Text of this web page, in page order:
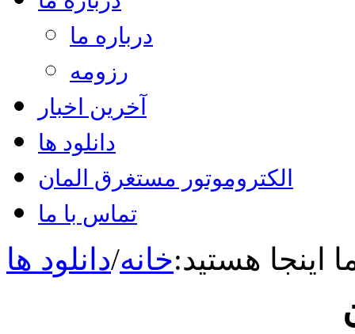
درباره ما
رزومه
آخرین اخبار
دانلود ها
الکتروموتور مستغرق المان
تماس با ما
اینجا هستید:خانه/دانلود ها